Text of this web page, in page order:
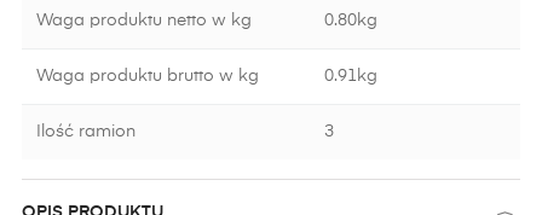
Waga produktu netto w kg 0.80kg
Waga produktu brutto w kg 0.91kg
Ilość ramion 3